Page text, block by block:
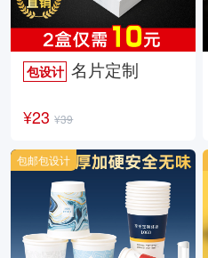
包设计 名片定制
¥23 ¥39
包邮包设计